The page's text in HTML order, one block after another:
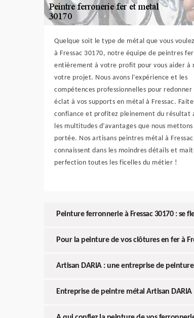
Quelque soit le type de métal que vous
à Fressac 30170, notre équipe de peintres
entièrement à votre profit pour vous aider à
votre projet. Nous avons l’expérience et les
compétences professionnelles pour redonner
éclat à vos supports en métal à Fressac.
confiance et profitez pleinement du résultat
les multitudes d’avantages que nous
portée. Nos artisans peintres métal à
connaissent dans les moindres détails et
perfection toutes les ficelles du métier !
Peinture ferronnerie à Fressac 30170 : se
Pour la peinture de vos clôtures en fer à
Artisan DARIA : une entreprise de
Entreprise de peintre métal Artisan